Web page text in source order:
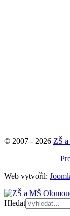
© 2007 - 2026 ZŠ
Web vytvořil:
Hledat